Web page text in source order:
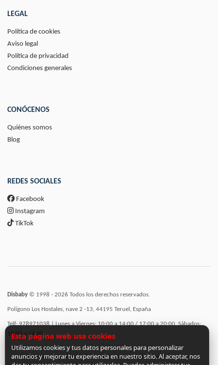
LEGAL
Política de cookies
Aviso legal
Política de privacidad
Condiciones generales
CONÓCENOS
Quiénes somos
Blog
REDES SOCIALES
Facebook
Instagram
TikTok
Disbaby © 1998 - 2026 Todos los derechos reservados.
Polígono Los Hostales, nave 2 -13, 44195 Teruel, España
Telf: 978971038 | Lunes a Viernes: 10:00 a 14:00 / 17:00 a 20:00, Sábados:
10:00 a 14:00
Incorporación de funcionalidades semánticas a la web subvencionadas por:
Esta página web usa cookies
Utilizamos cookies y tus datos personales para personalizar
anuncios y mejorar tu experiencia en nuestro sitio. Al aceptar, nos